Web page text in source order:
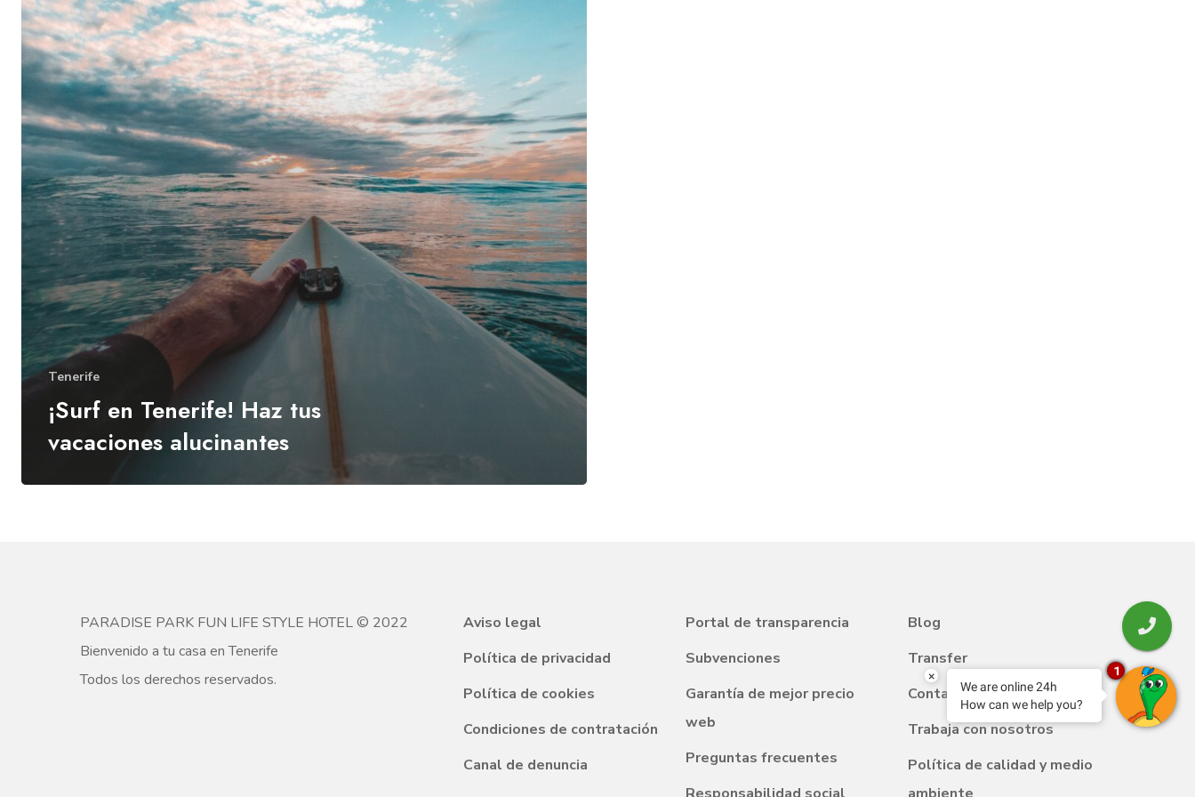
Tenerife
¡Surf en Tenerife! Haz tus
vacaciones alucinantes
PARADISE PARK FUN LIFE STYLE HOTEL © 2022
Bienvenido a tu casa en Tenerife
Todos los derechos reservados.
Aviso legal
Política de privacidad
Política de cookies
Condiciones de contratación
Canal de denuncia
Portal de transparencia
Subvenciones
Garantía de mejor precio
web
Preguntas frecuentes
Responsabilidad social
Blog
Transfer
Contacto
Trabaja con nosotros
Política de calidad y medio
ambiente
×
We are online 24h
How can we help you?
1